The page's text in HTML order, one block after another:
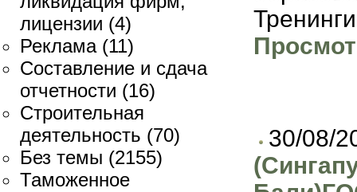
лицензии (4)
Реклама(11)
Составление и сдача
отчетности (16)
Строительная
деятельность (70)
Без темы (2155)
Таможенное
30/08/